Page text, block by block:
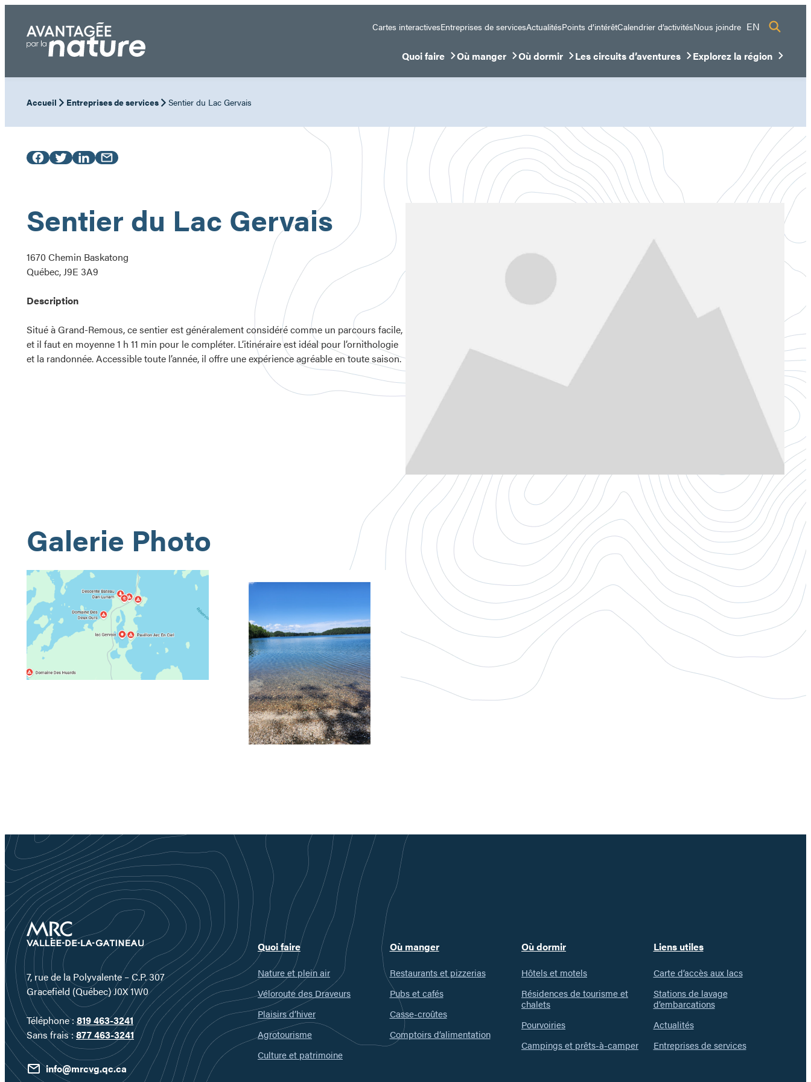
contenu
Cartes interactivesEntreprises de servicesActualitésPoints d’intérêtCalendrier d’activitésNous joindre EN
Quoi faire
Ouvrir/Fermer le sous-menu
Où manger
Ouvrir/Fermer le sous-menu
Où dormir
Ouvrir/Fermer le sous-menu
Les circuits d’aventures
Ouvrir/Fermer le sous-menuExplorez la région
Ouvrir/Fermer le sous-
Accueil Entreprises de services Sentier du Lac Gervais
Sentier du Lac Gervais
1670 Chemin Baskatong
Québec, J9E 3A9
Description
Situé à Grand-Remous, ce sentier est généralement considéré comme un parcours facile,
et il faut en moyenne 1 h 11 min pour le compléter. L’itinéraire est idéal pour l’ornithologie
et la randonnée. Accessible toute l’année, il offre une expérience agréable en toute saison.
Galerie Photo
7, rue de la Polyvalente – C.P. 307
Gracefield (Québec) J0X 1W0
Téléphone :819 463-3241
Sans frais :877 463-3241
info@mrcvg.qc.ca
Quoi faire
Nature et plein air
Véloroute des Draveurs
Plaisirs d’hiver
Agrotourisme
Culture et patrimoine
Où manger
Restaurants et pizzerias
Pubs et cafés
Casse-croûtes
Comptoirs d’alimentation
Où dormir
Hôtels et motels
Résidences de tourisme et
chalets
Pourvoiries
Campings et prêts-à-camper
Liens utiles
Carte d’accès aux lacs
Stations de lavage
d’embarcations
Actualités
Entreprises de services